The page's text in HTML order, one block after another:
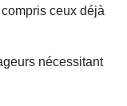
ceux déjà
nécessitant